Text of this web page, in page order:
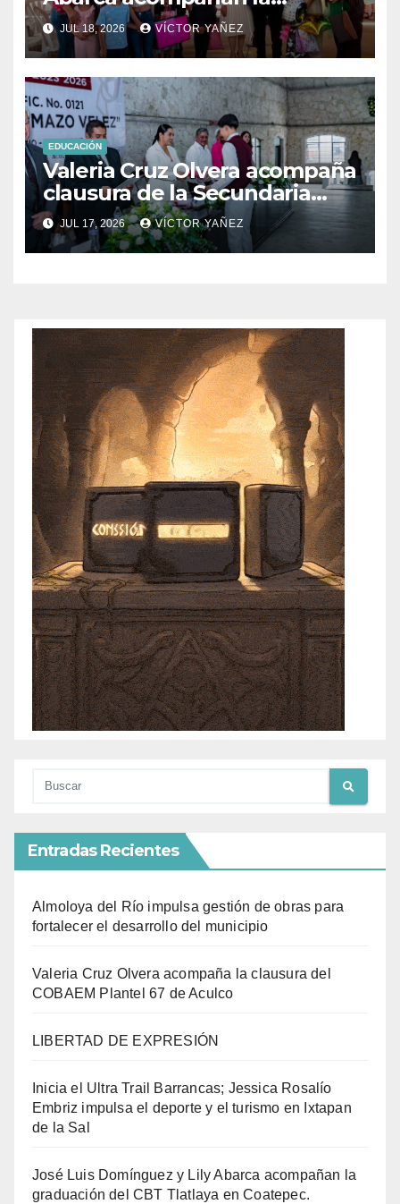
graduación del CBT Tlatlaya
en Coatepec.
JUL 18, 2026 VÍCTOR YAÑEZ
EDUCACIÓN
Valeria Cruz Olvera acompaña
clausura de la Secundaria
Oficial No. 0121 de Aculco y
reconoce el esfuerzo de la
generación 2023–2026
JUL 17, 2026 VÍCTOR YAÑEZ
Entradas Recientes
Almoloya del Río impulsa gestión de obras para
fortalecer el desarrollo del municipio
Valeria Cruz Olvera acompaña la clausura del
COBAEM Plantel 67 de Aculco
LIBERTAD DE EXPRESIÓN
Inicia el Ultra Trail Barrancas; Jessica Rosalío
Embriz impulsa el deporte y el turismo en Ixtapan
de la Sal
José Luis Domínguez y Lily Abarca acompañan la
graduación del CBT Tlatlaya en Coatepec.